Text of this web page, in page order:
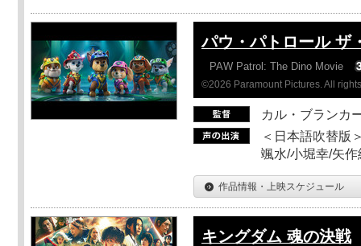
パウ・パトロール ザ
PAW Patrol: The Dino Movie
©2026 Paramount Pictures. All
カル・ブランカ
＜日本語吹替版
颯水/小堀幸/矢作
作品情報・上映スケジュール
キングダム 魂の決戦